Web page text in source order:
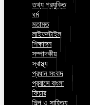
তথ্য প্রযুক্তি
ধর্ম
মতামত
লাইফস্টাইল
শিক্ষাঙ্গন
সম্পাদকীয়
স্বাস্থ্য
প্রধান সংবাদ
প্রবাসে বাংলা
ফিচার
শিল্প ও সাহিত্য